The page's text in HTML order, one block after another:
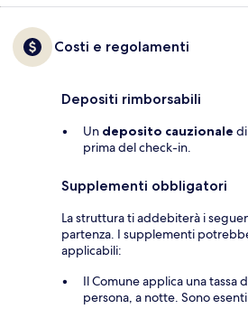
Costi e regolamenti
Depositi rimborsabili
Un deposito cauzionale
prima del check-in.
Supplementi obbligatori
La struttura ti addebiterà i
partenza. I supplementi
applicabili:
Il Comune applica una tassa
persona, a notte. Sono